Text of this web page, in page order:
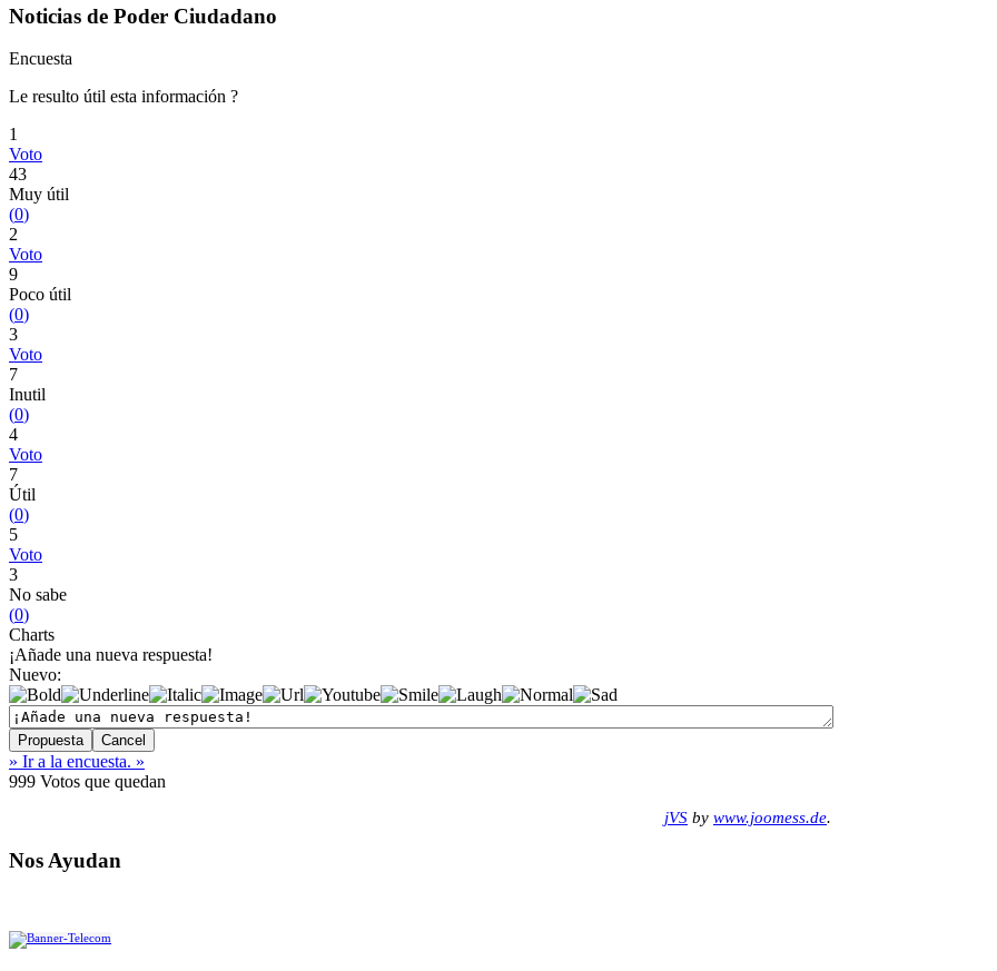
Noticias de Poder Ciudadano
Encuesta
Le resulto útil esta información ?
1
Voto
43
Muy útil
(0)
2
Voto
9
Poco útil
(0)
3
Voto
7
Inutil
(0)
4
Voto
7
Útil
(0)
5
Voto
3
No sabe
(0)
Charts
¡Añade una nueva respuesta!
Nuevo:
» Ir a la encuesta. »
999 Votos que quedan
jVS by www.joomess.de.
Nos Ayudan